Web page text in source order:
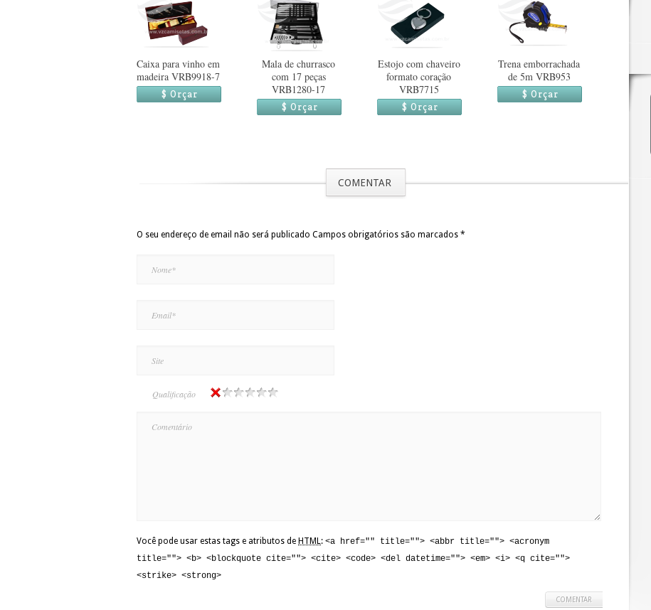
Caixa para vinho em
madeira VRB9918-7
$ Orçar
Mala de churrasco
com 17 peças
VRB1280-17
$ Orçar
Estojo com chaveiro
formato coração
VRB7715
$ Orçar
Trena emborrachada
de 5m VRB953
$ Orçar
COMENTAR
O seu endereço de email não será publicado Campos obrigatórios são marcados *
Qualificação
Você pode usar estas tags e atributos de HTML: <a href="" title=""> <abbr title=""> <acronym
title=""> <b> <blockquote cite=""> <cite> <code> <del datetime=""> <em> <i> <q cite="">
<strike> <strong>